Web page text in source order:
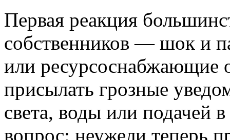
Первая реакция
собственников — шок и
или ресурсоснабжающие
присылать грозные
света, воды или подачей
вопрос: неужели теперь